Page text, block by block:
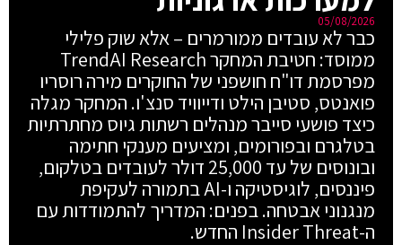
05/08/2026
כבר לא עובדים ממורמרים – אלא שוק פלילי
ממוסד: חטיבת המחקר TrendAI Research
מפרסמת דו"ח חושפני של החוקרים מירה רוסריו
פואנטס, סטיבן הילט ודייוויד סנצ'ו. המחקר מגלה
כיצד פושעי סייבר מנהלים רשתות גיוס מחתרתיות
בטלגרם ובפורומים, ומציעים מענקי חתימה
ובונוסים של עד 25,000 דולר לעובדים בטלקום,
פיננסים, לוגיסטיקה ו-AI בתמורה לעקיפת
מנגנוני אבטחה. בפנים: המדריך להתמודדות עם
ה-Insider Threat החדש.